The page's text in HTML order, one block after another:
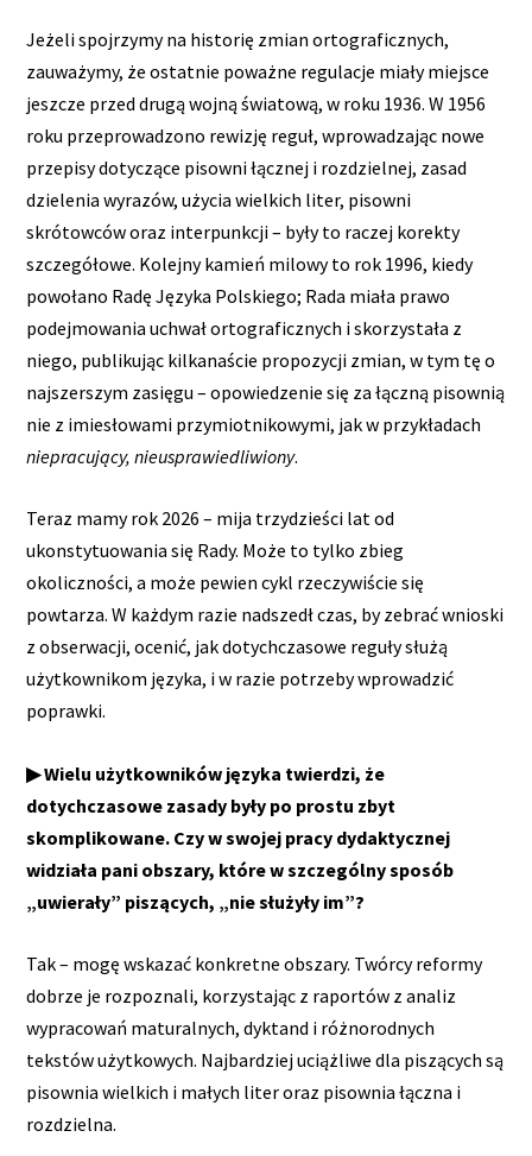
Jeżeli spojrzymy na historię zmian ortograficznych,
zauważymy, że ostatnie poważne regulacje miały miejsce
jeszcze przed drugą wojną światową, w roku 1936. W 1956
roku przeprowadzono rewizję reguł, wprowadzając nowe
przepisy dotyczące pisowni łącznej i rozdzielnej, zasad
dzielenia wyrazów, użycia wielkich liter, pisowni
skrótowców oraz interpunkcji – były to raczej korekty
szczegółowe. Kolejny kamień milowy to rok 1996, kiedy
powołano Radę Języka Polskiego; Rada miała prawo
podejmowania uchwał ortograficznych i skorzystała z
niego, publikując kilkanaście propozycji zmian, w tym tę o
najszerszym zasięgu – opowiedzenie się za łączną pisownią
nie z imiesłowami przymiotnikowymi, jak w przykładach
niepracujący, nieusprawiedliwiony.
Teraz mamy rok 2026 – mija trzydzieści lat od
ukonstytuowania się Rady. Może to tylko zbieg
okoliczności, a może pewien cykl rzeczywiście się
powtarza. W każdym razie nadszedł czas, by zebrać wnioski
z obserwacji, ocenić, jak dotychczasowe reguły służą
użytkownikom języka, i w razie potrzeby wprowadzić
poprawki.
▶ Wielu użytkowników języka twierdzi, że
dotychczasowe zasady były po prostu zbyt
skomplikowane. Czy w swojej pracy dydaktycznej
widziała pani obszary, które w szczególny sposób
„uwierały” piszących, „nie służyły im”?
Tak – mogę wskazać konkretne obszary. Twórcy reformy
dobrze je rozpoznali, korzystając z raportów z analiz
wypracowań maturalnych, dyktand i różnorodnych
tekstów użytkowych. Najbardziej uciążliwe dla piszących są
pisownia wielkich i małych liter oraz pisownia łączna i
rozdzielna.